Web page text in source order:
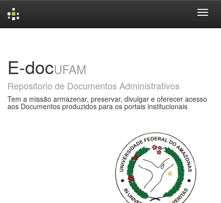
E-docUFAM
Repositorio de Documentos Administrativos
Tem a missão armazenar, preservar, divulgar e oferecer acesso
aos Documentos produzidos para os portais institucionais